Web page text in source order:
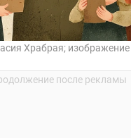
Храбрая; изображение